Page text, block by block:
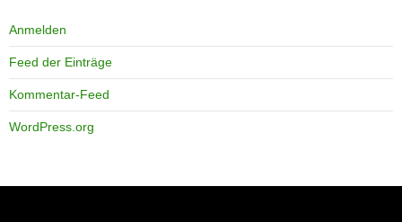
Anmelden
Feed der Einträge
Kommentar-Feed
WordPress.org